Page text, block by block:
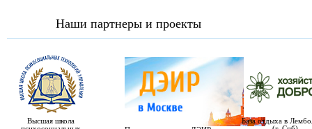
Наши партнеры и проекты
Высшая школа
База отдыха в